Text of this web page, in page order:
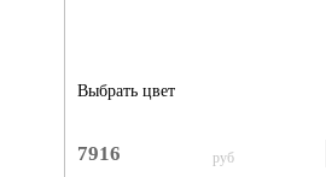
Выбрать цвет
7916 руб